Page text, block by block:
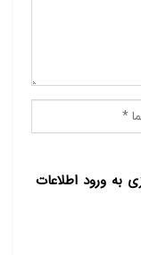
به ورود اطلاعات